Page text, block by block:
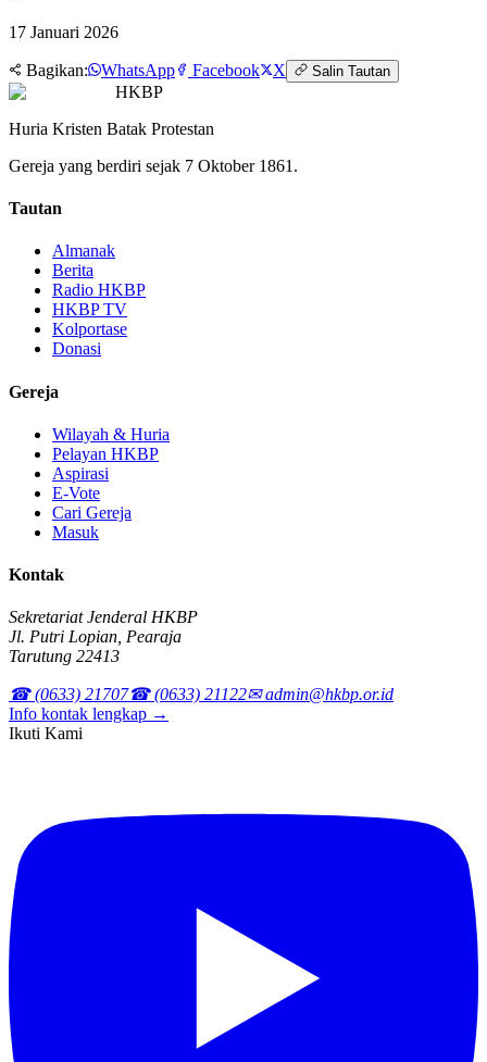
17 Januari 2026
Bagikan: WhatsApp Facebook X Salin Tautan
HKBP
Huria Kristen Batak Protestan
Gereja yang berdiri sejak 7 Oktober 1861.
Tautan
Almanak
Berita
Radio HKBP
HKBP TV
Kolportase
Donasi
Gereja
Wilayah & Huria
Pelayan HKBP
Aspirasi
E-Vote
Cari Gereja
Masuk
Kontak
Sekretariat Jenderal HKBP
Jl. Putri Lopian, Pearaja
Tarutung 22413
☎ (0633) 21707☎ (0633) 21122✉ admin@hkbp.or.id
Info kontak lengkap →
Ikuti Kami